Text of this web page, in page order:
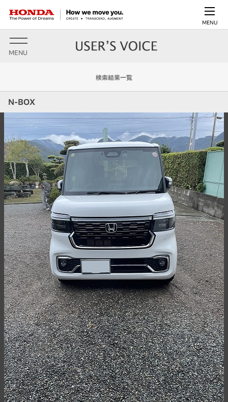
MENU
MENU
検索結果一覧
N-BOX